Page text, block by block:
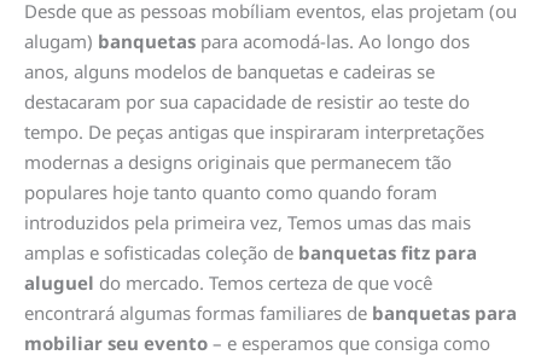
Desde que as pessoas mobíliam eventos, elas projetam (ou
alugam) banquetas para acomodá-las. Ao longo dos
anos, alguns modelos de banquetas e cadeiras se
destacaram por sua capacidade de resistir ao teste do
tempo. De peças antigas que inspiraram interpretações
modernas a designs originais que permanecem tão
populares hoje tanto quanto como quando foram
introduzidos pela primeira vez, Temos umas das mais
amplas e sofisticadas coleção de banquetas fitz para
aluguel do mercado. Temos certeza de que você
encontrará algumas formas familiares de banquetas para
mobiliar seu evento – e esperamos que consiga como